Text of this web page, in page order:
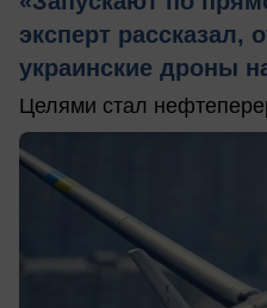
эксперт рассказал,
украинские дроны
Целями стал